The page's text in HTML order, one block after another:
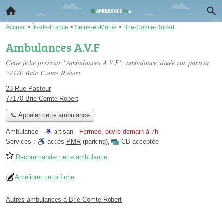
Accueil > Île-de-France > Seine-et-Marne > Brie-Comte-Robert
Ambulances A.V.F
Cette fiche présente "Ambulances A.V.F", ambulance située rue pasteur,
77170 Brie-Comte-Robert.
23 Rue Pasteur
77170 Brie-Comte-Robert
📞 Appeler cette ambulance
Ambulance - artisan - Fermée, ouvre demain à 7h
Services :
accès PMR (parking), CB acceptée
Recommander cette ambulance
Améliorer cette fiche
Autres ambulances à Brie-Comte-Robert